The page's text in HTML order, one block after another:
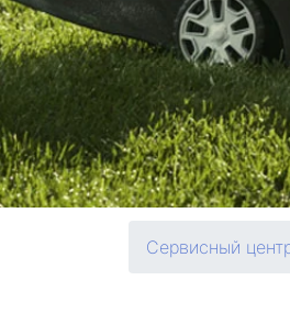
Сервисный